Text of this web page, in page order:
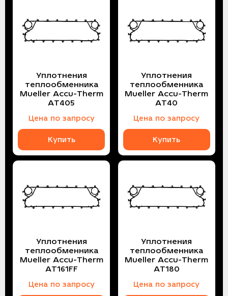
Уплотнения
теплообменника
Mueller Accu-Therm
AT405
Цена по запросу
Купить
Уплотнения
теплообменника
Mueller Accu-Therm
AT40
Цена по запросу
Купить
Уплотнения
теплообменника
Mueller Accu-Therm
AT161FF
Цена по запросу
Уплотнения
теплообменника
Mueller Accu-Therm
AT180
Цена по запросу